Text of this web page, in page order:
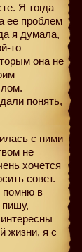
Я тогда
ее проблем
я думала,
то
она не
понять,
с ними
не
хочется
совет.
помню в
пишу, –
жизни, я с